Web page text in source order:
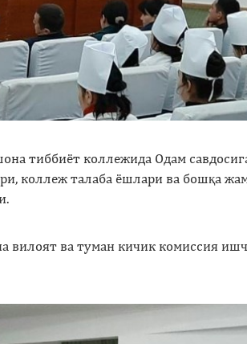
тиббиёт коллежида Одам
коллеж талаба ёшлари ва бошқа
вилоят ва туман кичик комиссия